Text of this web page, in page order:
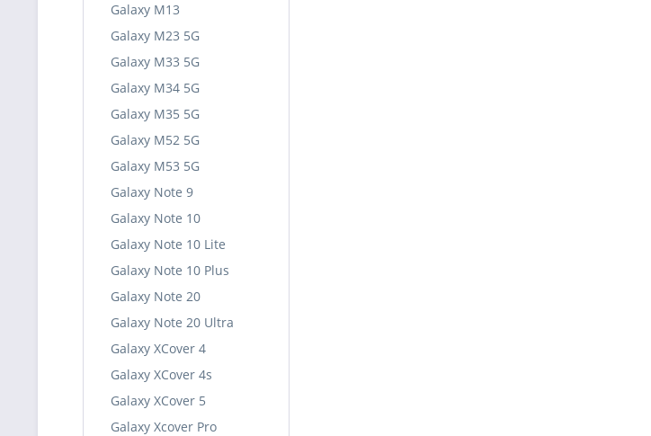
Galaxy M13
Galaxy M23 5G
Galaxy M33 5G
Galaxy M34 5G
Galaxy M35 5G
Galaxy M52 5G
Galaxy M53 5G
Galaxy Note 9
Galaxy Note 10
Galaxy Note 10 Lite
Galaxy Note 10 Plus
Galaxy Note 20
Galaxy Note 20 Ultra
Galaxy XCover 4
Galaxy XCover 4s
Galaxy XCover 5
Galaxy Xcover Pro